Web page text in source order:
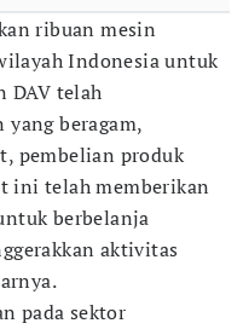
ribuan mesin
Indonesia untuk
DAV telah
beragam,
pembelian produk
ini telah memberikan
berbelanja
aktivitas
pada sektor